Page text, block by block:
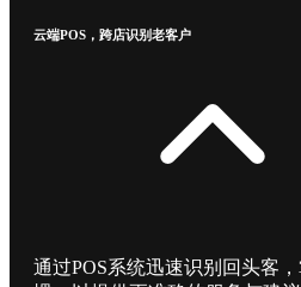
云端POS，跨店识别老客户
通过POS系统迅速识别回头客